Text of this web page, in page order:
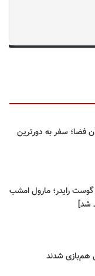
فضا؛ سفر به دورترین
رایدر؛ مارول امشب
شد]
هم‌بازی شدند